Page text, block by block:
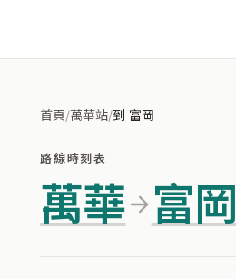
首頁/萬華站/到 富岡
路線時刻表
萬華 富岡